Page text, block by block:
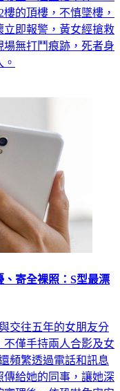
的頂樓，不慎墜樓，
即報警，黃女經搶救
無打鬥痕跡，死者身
寄全裸照：S型最漂
交往五年的女朋友分
僅手持兩人合影及女
頻繁透過電話和訊息
給她的同事，讓她深